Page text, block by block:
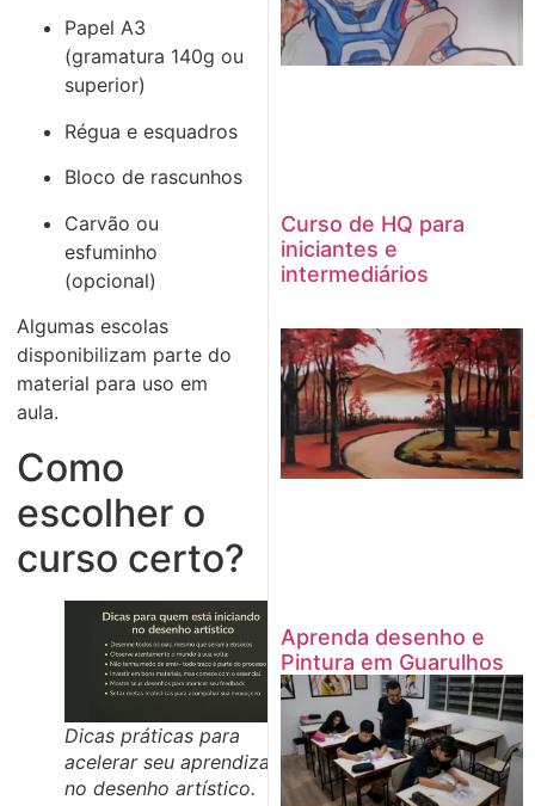
Papel A3
(gramatura 140g ou
superior)
Régua e esquadros
Bloco de rascunhos
Carvão ou
esfuminho
(opcional)
Algumas escolas
disponibilizam parte do
material para uso em
aula.
Como
escolher o
curso certo?
Dicas práticas para
acelerar seu aprendizado
no desenho artístico.
Curso de HQ para
iniciantes e
intermediários
Aprenda desenho e
Pintura em Guarulhos